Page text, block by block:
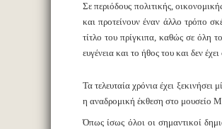
Σε περιόδους πολιτικής,
και προτείνουν έναν άλλο τρόπο
τίτλο του πρίγκιπα, καθώς σε όλη
ευγένεια και το ήθος του και δεν
Τα τελευταία χρόνια έχει
η αναδρομική έκθεση στο μουσείο
Όπως ίσως όλοι οι σημαντικοί